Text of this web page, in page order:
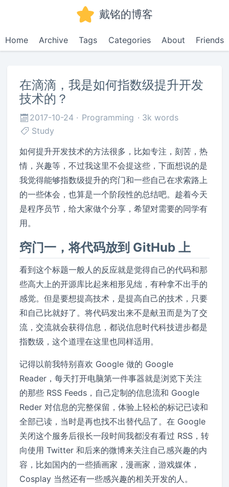
戴铭的博客
Home Archive Tags Categories About Friends
在滴滴，我是如何指数级提升开发
技术的？
2017-10-24 Programming
3k words
Study
如何提升开发技术的方法很多，比如专注，刻苦，热
情，兴趣等，不过我这里不会提这些，下面想说的是
我觉得能够指数级提升的窍门和一些自己在求索路上
的一些体会，也算是一个阶段性的总结吧。趁着今天
是程序员节，给大家做个分享，希望对需要的同学有
用。
窍门一，将代码放到 GitHub 上
看到这个标题一般人的反应就是觉得自己的代码和那
些高大上的开源库比起来相形见绌，有种拿不出手的
感觉。但是要想提高技术，是提高自己的技术，只要
和自己比就好了。将代码发出来不是献丑而是为了交
流，交流就会获得信息，都说信息时代科技进步都是
指数级，这个道理在这里也同样适用。
记得以前我特别喜欢 Google 做的 Google
Reader，每天打开电脑第一件事器就是浏览下关注
的那些 RSS Feeds，自己定制的信息流和 Google
Reder 对信息的完整保留，体验上轻松的标记已读和
全部已读，当时是再也找不出替代品了。在 Google
关闭这个服务后很长一段时间我都没有看过 RSS，转
向使用 Twitter 和后来的微博来关注自己感兴趣的内
容，比如国内的一些插画家，漫画家，游戏媒体，
Cosplay 当然还有一些感兴趣的相关开发的人。